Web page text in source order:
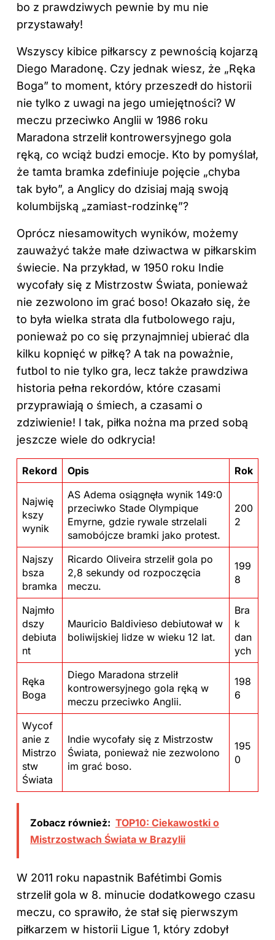
bo z prawdziwych pewnie by mu nie
przystawały!
Wszyscy kibice piłkarscy z pewnością kojarzą
Diego Maradonę. Czy jednak wiesz, że „Ręka
Boga” to moment, który przeszedł do historii
nie tylko z uwagi na jego umiejętności? W
meczu przeciwko Anglii w 1986 roku
Maradona strzelił kontrowersyjnego gola
ręką, co wciąż budzi emocje. Kto by pomyślał,
że tamta bramka zdefiniuje pojęcie „chyba
tak było”, a Anglicy do dzisiaj mają swoją
kolumbijską „zamiast-rodzinkę”?
Oprócz niesamowitych wyników, możemy
zauważyć także małe dziwactwa w piłkarskim
świecie. Na przykład, w 1950 roku Indie
wycofały się z Mistrzostw Świata, ponieważ
nie zezwolono im grać boso! Okazało się, że
to była wielka strata dla futbolowego raju,
ponieważ po co się przynajmniej ubierać dla
kilku kopnięć w piłkę? A tak na poważnie,
futbol to nie tylko gra, lecz także prawdziwa
historia pełna rekordów, które czasami
przyprawiają o śmiech, a czasami o
zdziwienie! I tak, piłka nożna ma przed sobą
jeszcze wiele do odkrycia!
Rekord Opis Rok
Najwię
kszy
wynik
AS Adema osiągnęła wynik 149:0
przeciwko Stade Olympique
Emyrne, gdzie rywale strzelali
samobójcze bramki jako protest.
200
2
Najszy
bsza
bramka
Ricardo Oliveira strzelił gola po
2,8 sekundy od rozpoczęcia
meczu.
199
8
Najmło
dszy
debiuta
nt
Mauricio Baldivieso debiutował w
boliwijskiej lidze w wieku 12 lat.
Bra
k
dan
ych
Ręka
Boga
Diego Maradona strzelił
kontrowersyjnego gola ręką w
meczu przeciwko Anglii.
198
6
Wycof
anie z
Mistrzo
stw
Świata
Indie wycofały się z Mistrzostw
Świata, ponieważ nie zezwolono
im grać boso.
195
0
Zobacz również: TOP10: Ciekawostki o
Mistrzostwach Świata w Brazylii
W 2011 roku napastnik Bafétimbi Gomis
strzelił gola w 8. minucie dodatkowego czasu
meczu, co sprawiło, że stał się pierwszym
piłkarzem w historii Ligue 1, który zdobył